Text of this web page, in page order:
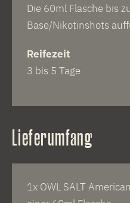
Die 60ml Flasche bis
Base/Nikotinshots
Reifezeit
3 bis 5 Tage
Lieferumfang
1x OWL SALT